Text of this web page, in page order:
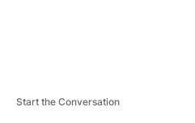
Start the Conversation